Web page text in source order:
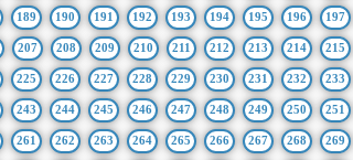
189 190 191 192 193 194 195 196 197
207 208 209 210 211 212 213 214 215
225 226 227 228 229 230 231 232 233
243 244 245 246 247 248 249 250 251
261 262 263 264 265 266 267 268 269